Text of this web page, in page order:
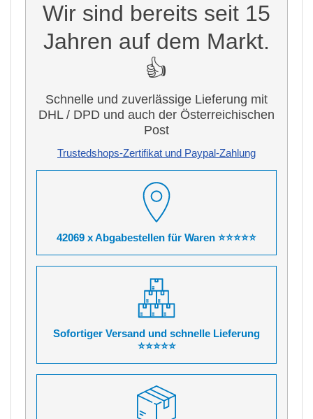
Wir sind bereits seit 15
Jahren auf dem Markt.
👍
Schnelle und zuverlässige Lieferung mit
DHL / DPD und auch der Österreichischen
Post
Trustedshops-Zertifikat und Paypal-Zahlung
42069 x Abgabestellen für Waren ⭐⭐⭐⭐⭐
Sofortiger Versand und schnelle Lieferung
⭐⭐⭐⭐⭐